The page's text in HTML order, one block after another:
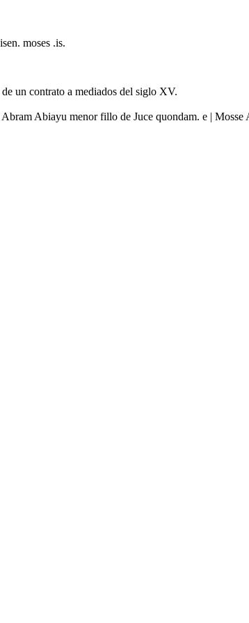
moses .is.
un contrato a mediados del siglo XV.
Abiayu menor fillo de Juce quondam. e |